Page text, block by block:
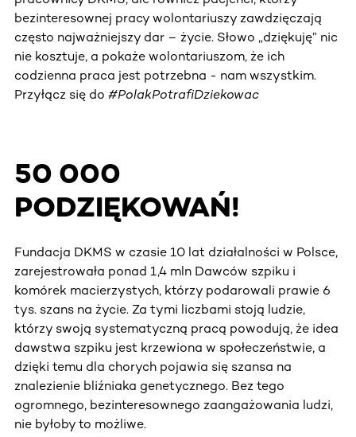
bezinteresownej pracy wolontariuszy zawdzięczają
często najważniejszy dar – życie. Słowo „dziękuję” nic
nie kosztuje, a pokaże wolontariuszom, że ich
codzienna praca jest potrzebna - nam wszystkim.
Przyłącz się do #PolakPotrafiDziekowac
50 000
PODZIĘKOWAŃ!
Fundacja DKMS w czasie 10 lat działalności w Polsce,
zarejestrowała ponad 1,4 mln Dawców szpiku i
komórek macierzystych, którzy podarowali prawie 6
tys. szans na życie. Za tymi liczbami stoją ludzie,
którzy swoją systematyczną pracą powodują, że idea
dawstwa szpiku jest krzewiona w społeczeństwie, a
dzięki temu dla chorych pojawia się szansa na
znalezienie bliźniaka genetycznego. Bez tego
ogromnego, bezinteresownego zaangażowania ludzi,
nie byłoby to możliwe.